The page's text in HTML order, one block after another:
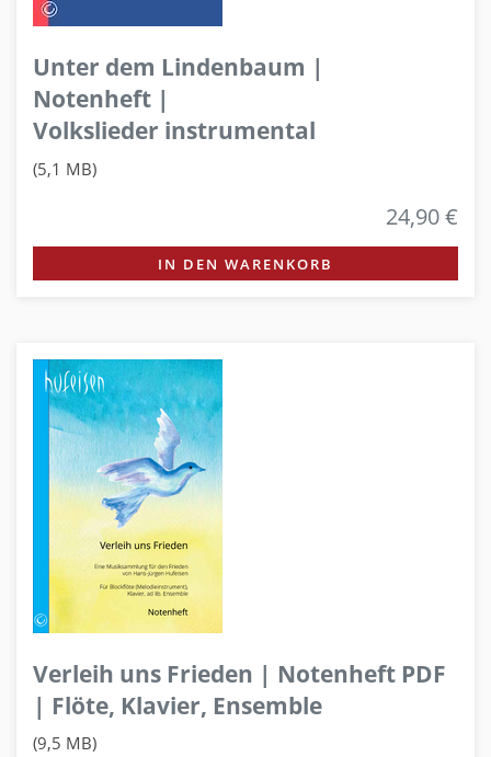
Unter dem Lindenbaum |
Notenheft |
Volkslieder instrumental
(5,1 MB)
24,90 €
IN DEN WARENKORB
Verleih uns Frieden | Notenheft PDF
| Flöte, Klavier, Ensemble
(9,5 MB)